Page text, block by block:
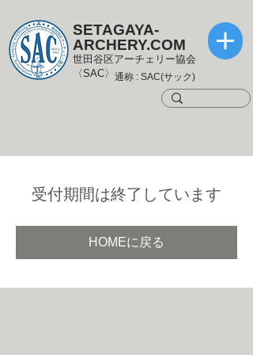
SETAGAYA-
ARCHERY.COM
世田谷区アーチェリー協会
〈SAC〉 通称 : SAC(サック)
受付期間は終了しています
HOMEに戻る